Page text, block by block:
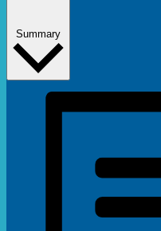
Summary